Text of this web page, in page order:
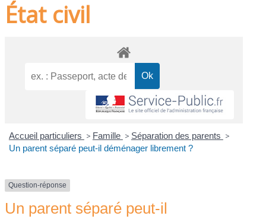
État civil
Accueil particuliers > Famille > Séparation des parents >
Un parent séparé peut-il déménager librement ?
Question-réponse
Un parent séparé peut-il